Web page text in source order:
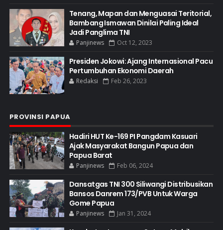
Tenang, Mapan dan Menguasai Teritorial,
Bambang Ismawan Dinilai Paling Ideal
Jadi Panglima TNI
Panjinews Oct 12, 2023
Presiden Jokowi: Ajang Internasional Pacu
Pertumbuhan Ekonomi Daerah
Redaksi Feb 26, 2023
PROVINSI PAPUA
Hadiri HUT Ke-169 PI Pangdam Kasuari
Ajak Masyarakat Bangun Papua dan
Papua Barat
Panjinews Feb 06, 2024
Dansatgas TNI 300 Siliwangi Distribusikan
Bansos Danrem 173/PVB Untuk Warga
Gome Papua
Panjinews Jan 31, 2024